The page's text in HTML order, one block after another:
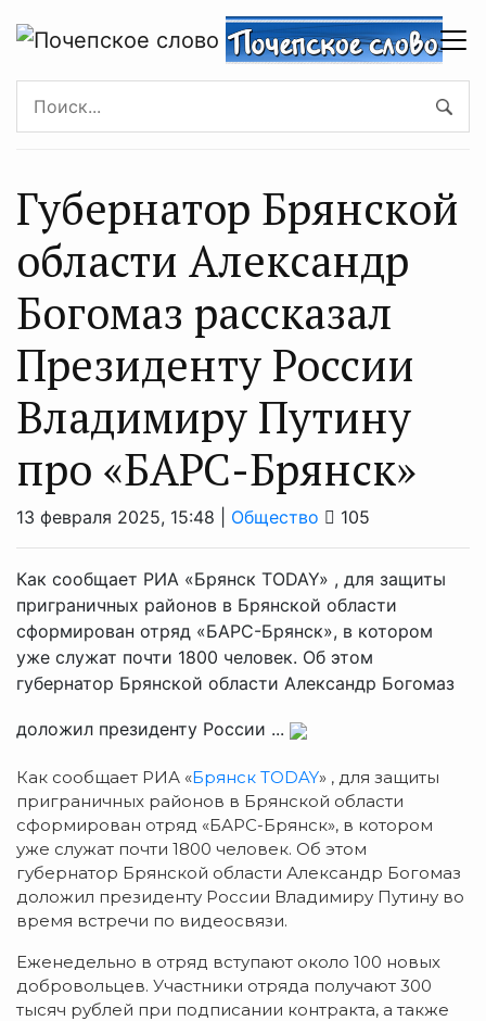
Губернатор Брянской
области Александр
Богомаз рассказал
Президенту России
Владимиру Путину
про «БАРС-Брянск»
13 февраля 2025, 15:48 | Общество 105
Как сообщает РИА «Брянск TODAY» , для защиты
приграничных районов в Брянской области
сформирован отряд «БАРС-Брянск», в котором
уже служат почти 1800 человек. Об этом
губернатор Брянской области Александр Богомаз
доложил президенту России ...
Как сообщает РИА «Брянск TODAY» , для защиты
приграничных районов в Брянской области
сформирован отряд «БАРС-Брянск», в котором
уже служат почти 1800 человек. Об этом
губернатор Брянской области Александр Богомаз
доложил президенту России Владимиру Путину во
время встречи по видеосвязи.
Еженедельно в отряд вступают около 100 новых
добровольцев. Участники отряда получают 300
тысяч рублей при подписании контракта, а также